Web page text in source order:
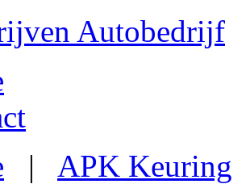
Autobedrijf
| APK Keuring